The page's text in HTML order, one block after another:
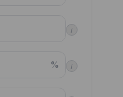
i
% i